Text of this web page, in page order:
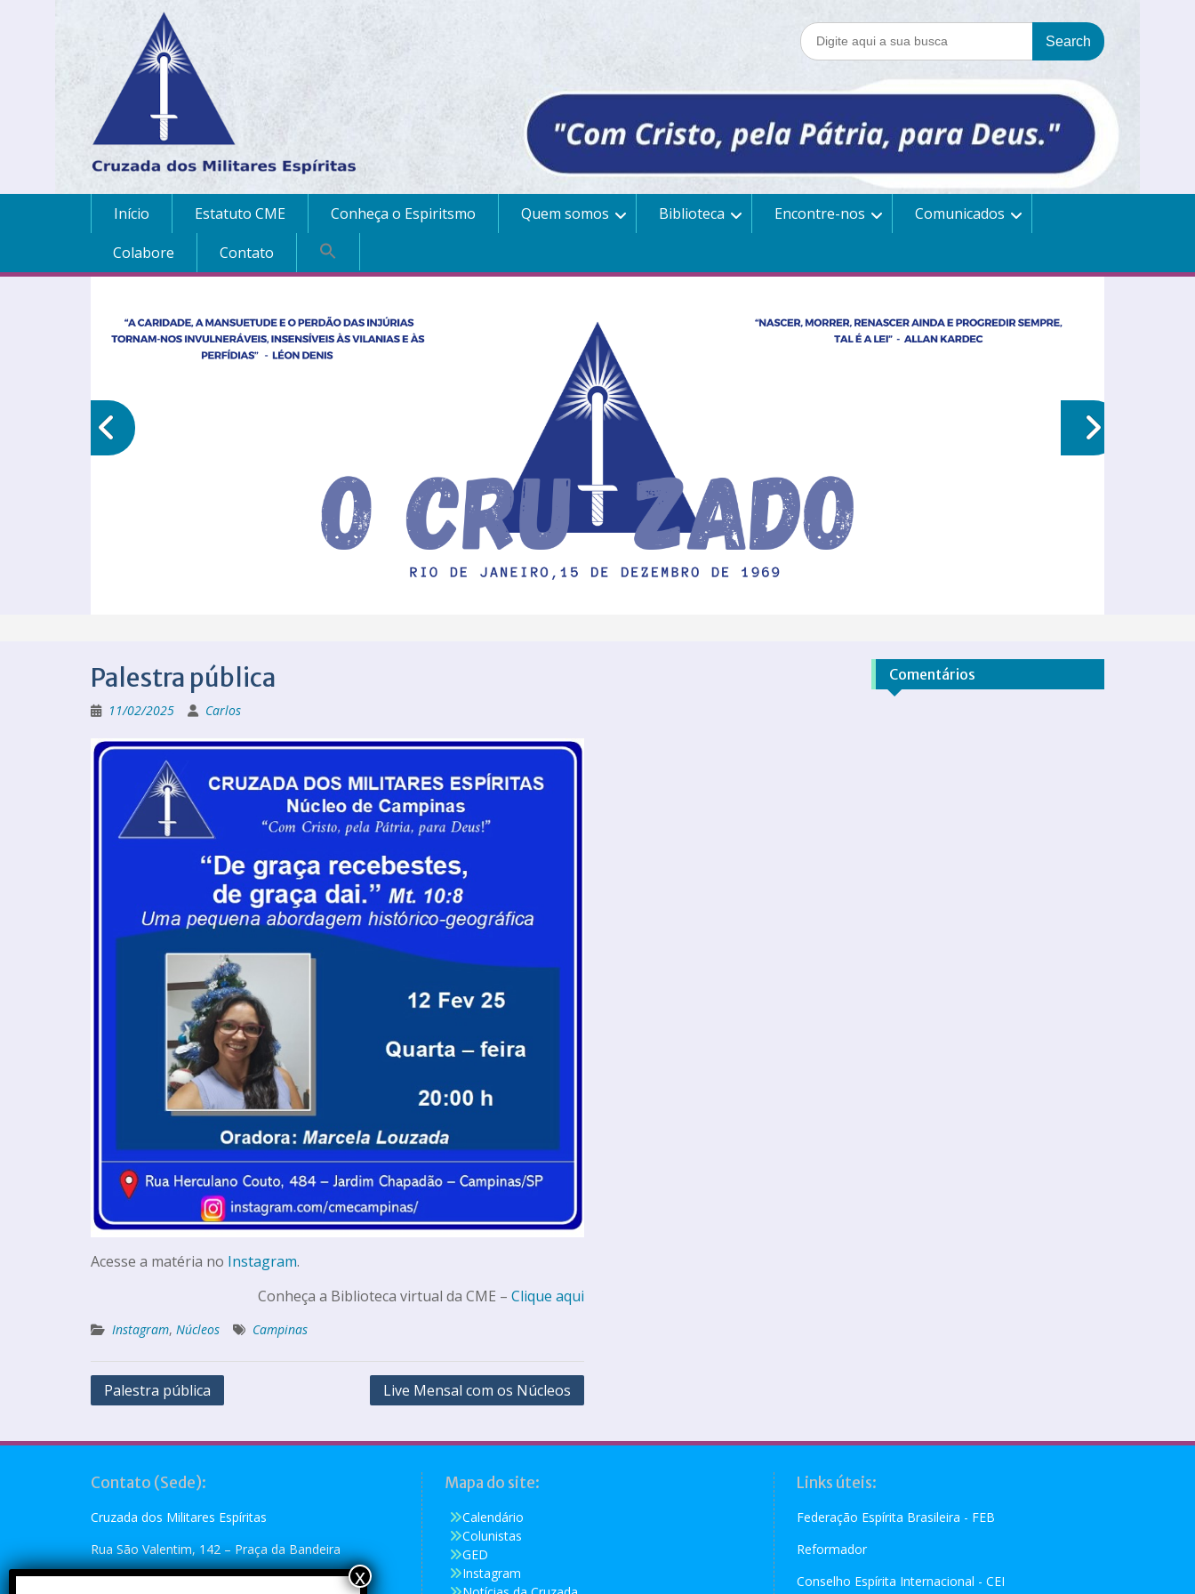
Início Estatuto CME Conheça o Espiritsmo Quem somos Biblioteca Encontre-nos
Comunicados
Colabore
Contato
Palestra pública
11/02/2025 Carlos
Acesse a matéria no Instagram.
Conheça a Biblioteca virtual da CME – Clique aqui
Instagram, Núcleos Campinas
Palestra pública Live Mensal com os Núcleos
Comentários
Contato (Sede):
Cruzada dos Militares Espíritas
Rua São Valentim, 142 – Praça da Bandeira
Rio de Janeiro, RJ – CEP: 20.260-110
Mapa do site:
Calendário
Colunistas
GED
Instagram
Links úteis:
Federação Espírita Brasileira - FEB
Reformador
Conselho Espírita Internacional - CEI